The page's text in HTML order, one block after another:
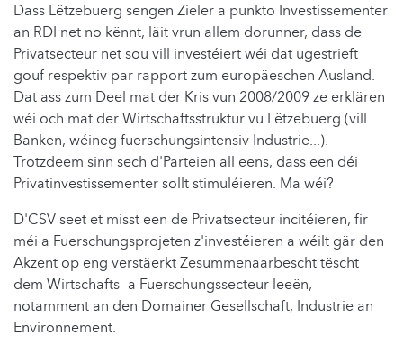
Dass Lëtzebuerg sengen Zieler a punkto Investissementer
an RDI net no kënnt, läit vrun allem dorunner, dass de
Privatsecteur net sou vill investéiert wéi dat ugestrieft
gouf respektiv par rapport zum europäeschen Ausland.
Dat ass zum Deel mat der Kris vun 2008/2009 ze erklären
wéi och mat der Wirtschaftsstruktur vu Lëtzebuerg (vill
Banken, wéineg fuerschungsintensiv Industrie...).
Trotzdeem sinn sech d'Parteien all eens, dass een déi
Privatinvestissementer sollt stimuléieren. Ma wéi?
D'CSV seet et misst een de Privatsecteur incitéieren, fir
méi a Fuerschungsprojeten z'investéieren a wéilt gär den
Akzent op eng verstäerkt Zesummenaarbescht tëscht
dem Wirtschafts- a Fuerschungssecteur leeën,
notamment an den Domainer Gesellschaft, Industrie an
Environnement.